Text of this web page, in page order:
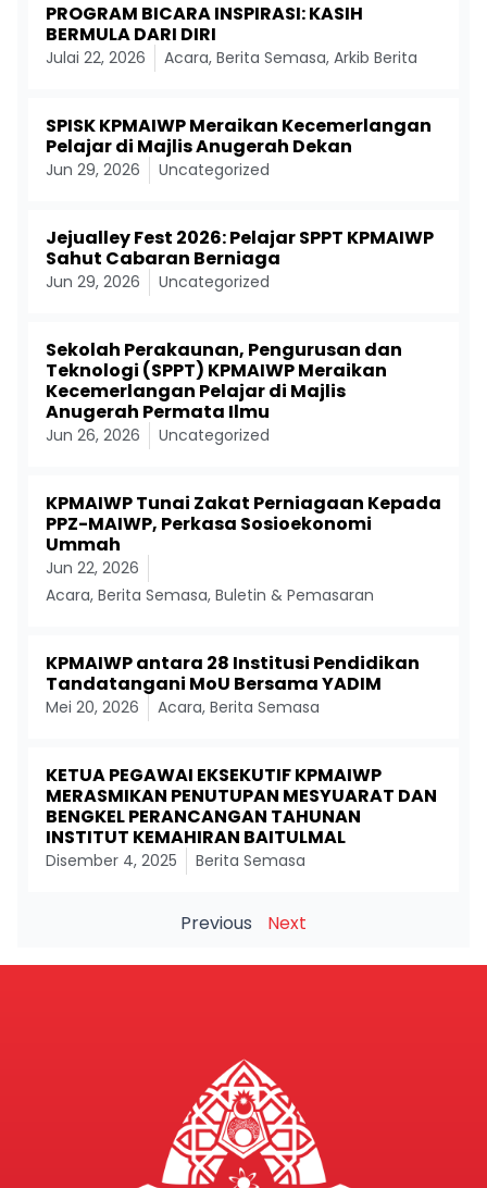
PROGRAM BICARA INSPIRASI: KASIH
BERMULA DARI DIRI
Julai 22, 2026 Acara, Berita Semasa, Arkib Berita
SPISK KPMAIWP Meraikan Kecemerlangan
Pelajar di Majlis Anugerah Dekan
Jun 29, 2026 Uncategorized
Jejualley Fest 2026: Pelajar SPPT KPMAIWP
Sahut Cabaran Berniaga
Jun 29, 2026 Uncategorized
Sekolah Perakaunan, Pengurusan dan
Teknologi (SPPT) KPMAIWP Meraikan
Kecemerlangan Pelajar di Majlis
Anugerah Permata Ilmu
Jun 26, 2026 Uncategorized
KPMAIWP Tunai Zakat Perniagaan Kepada
PPZ-MAIWP, Perkasa Sosioekonomi
Ummah
Jun 22, 2026
Acara, Berita Semasa, Buletin & Pemasaran
KPMAIWP antara 28 Institusi Pendidikan
Tandatangani MoU Bersama YADIM
Mei 20, 2026 Acara, Berita Semasa
KETUA PEGAWAI EKSEKUTIF KPMAIWP
MERASMIKAN PENUTUPAN MESYUARAT DAN
BENGKEL PERANCANGAN TAHUNAN
INSTITUT KEMAHIRAN BAITULMAL
Disember 4, 2025 Berita Semasa
Previous Next